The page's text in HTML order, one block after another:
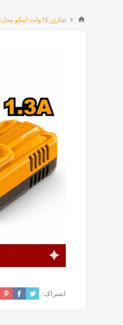
شارژر 16ولت اینکو مدل: FCLI1613
اشتراک: